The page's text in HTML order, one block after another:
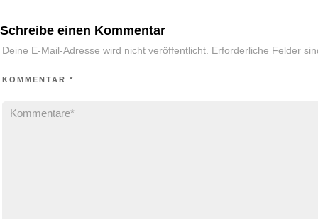
Schreibe einen Kommentar
Deine E-Mail-Adresse wird nicht veröffentlicht. Erforderliche Felder
KOMMENTAR *